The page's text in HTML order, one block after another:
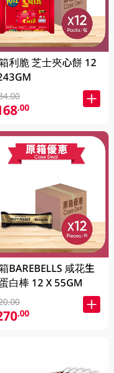
利脆 芝士夾心餅 12
.00
BAREBELLS 咸花生
白棒 12 X 55GM
.00